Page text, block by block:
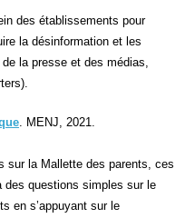
des établissements pour
la désinformation et les
la presse et des médias,
. MENJ, 2021.
sur la Mallette des parents, ces
des questions simples sur le
en s’appuyant sur le